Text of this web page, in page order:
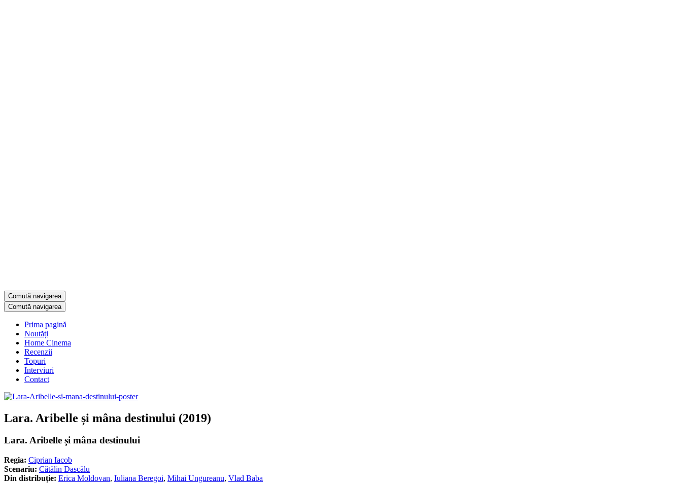
Comută navigarea
Comută navigarea
Prima pagină
Noutăți
Home Cinema
Recenzii
Topuri
Interviuri
Contact
Lara. Aribelle și mâna destinului (2019)
Lara. Aribelle și mâna destinului
Regia: Ciprian Iacob
Scenariu: Cătălin Dascălu
Din distribuție: Erica Moldovan, Iuliana Beregoi, Mihai Ungureanu, Vlad Baba